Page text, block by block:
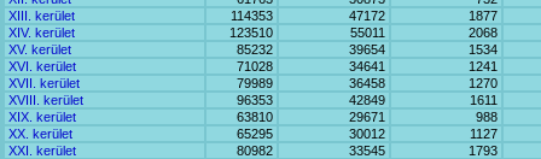
XIII. kerület
114353 47172
1877
XIV. kerület
123510 55011
2068
XV. kerület
85232 39654
1534
XVI. kerület
71028 34641
1241
XVII. kerület
79989 36458
1270
XVIII. kerület
96353 42849
1611
XIX. kerület
63810 29671
988
XX. kerület
65295 30012
1127
XXI. kerület
80982 33545
1793